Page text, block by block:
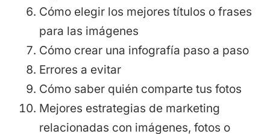
Cómo elegir los mejores títulos o frases
para las imágenes
Cómo crear una infografía paso a paso
Errores a evitar
Cómo saber quién comparte tus fotos
Mejores estrategias de marketing
relacionadas con imágenes, fotos o